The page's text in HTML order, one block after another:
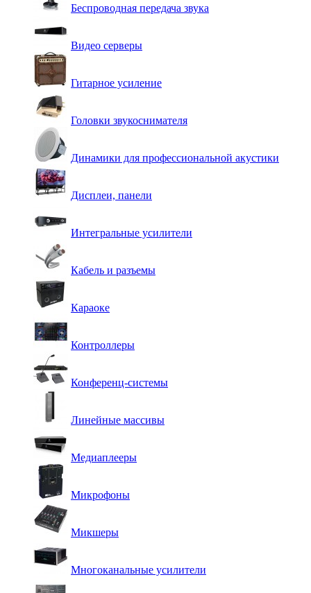
Беспроводная передача звука
Видео серверы
Гитарное усиление
Головки звукоснимателя
Динамики для профессиональной акустики
Дисплеи, панели
Интегральные усилители
Кабель и разъемы
Караоке
Контроллеры
Конференц-системы
Линейные массивы
Медиаплееры
Микрофоны
Микшеры
Многоканальные усилители